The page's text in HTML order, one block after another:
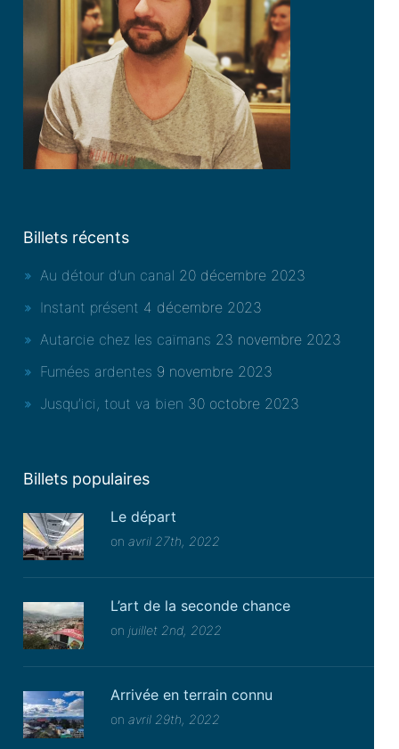
Billets récents
Au détour d’un canal 20 décembre 2023
Instant présent 4 décembre 2023
Autarcie chez les caïmans 23 novembre 2023
Fumées ardentes 9 novembre 2023
Jusqu’ici, tout va bien 30 octobre 2023
Billets populaires
Le départ
onavril 27th, 2022
L’art de la seconde chance
on juillet 2nd, 2022
Arrivée en terrain connu
onavril 29th, 2022